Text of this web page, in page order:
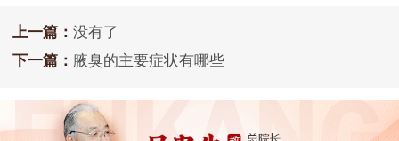
上一篇： 没有了
下一篇： 腋臭的主要症状有哪些